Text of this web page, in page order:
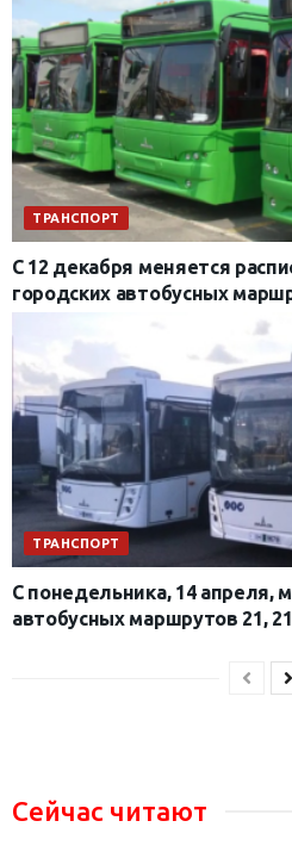
ТРАНСПОРТ
С 12 декабря меняется
городских автобусных
ТРАНСПОРТ
С понедельника, 14 апреля,
автобусных маршрутов 21,
Сейчас читают